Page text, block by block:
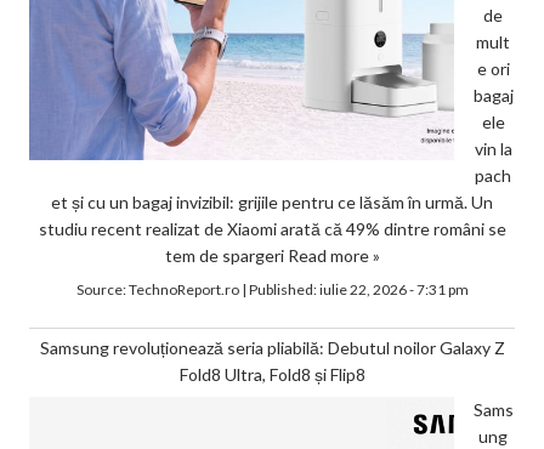
de
mult
e ori
bagaj
ele
vin la
pach
et și cu un bagaj invizibil: grijile pentru ce lăsăm în urmă. Un
studiu recent realizat de Xiaomi arată că 49% dintre români se
tem de spargeri Read more »
Source:TechnoReport.ro| Published:iulie 22, 2026 - 7:31 pm
Samsung revoluționează seria pliabilă: Debutul noilor Galaxy Z
Fold8 Ultra, Fold8 și Flip8
Sams
ung